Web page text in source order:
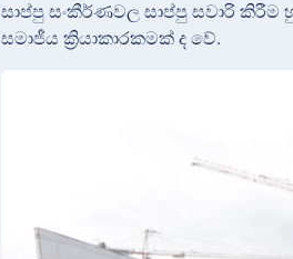
සාප්පු සංකීර්ණවල සාප්පු සවාරි
සමාජීය ක්‍රියාකාරකමක් ද වේ.